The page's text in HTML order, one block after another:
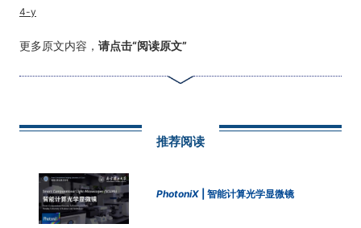
4-y
更多原文内容， 请点击“阅读原文”
推荐阅读
PhotoniX | 智能计算光学显微镜